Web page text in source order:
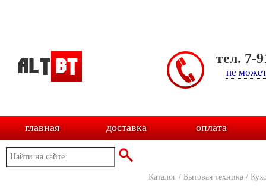
тел. 7-
не
главная доставка оплата
Каталог / Бытовая техника /